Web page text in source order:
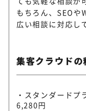
もちろん、SEOや
広い相談に対応し
集客クラウドの
スタンダードプ
6,280円